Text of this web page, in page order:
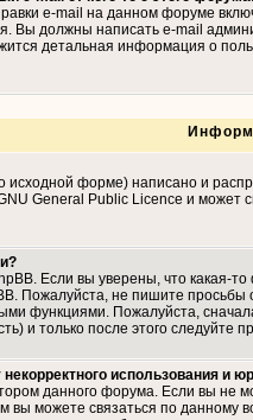
e-mail на данном форуме
должны написать e-mail
детальная информация о
исходной форме) написано и
General Public Licence и может
Если вы уверены, что какая-
Пожалуйста, не пишите
функциями. Пожалуйста,
и только после этого следуйте
использования и
данного форума. Если вы не
вы можете связаться по данному